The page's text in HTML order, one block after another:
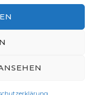
yeah! :)
.